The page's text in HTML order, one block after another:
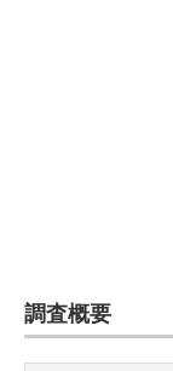
調査概要